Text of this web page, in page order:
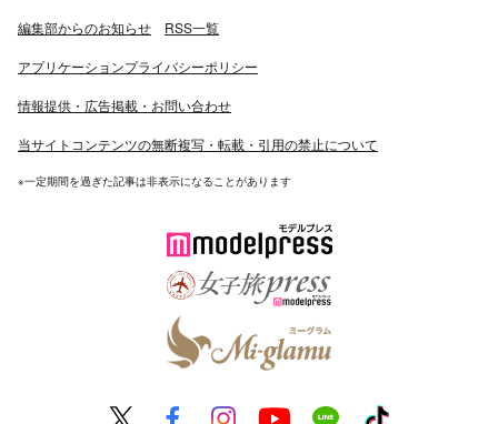
編集部からのお知らせ RSS一覧
アプリケーションプライバシーポリシー
情報提供・広告掲載・お問い合わせ
当サイトコンテンツの無断複写・転載・引用の禁止について
※一定期間を過ぎた記事は非表示になることがあります